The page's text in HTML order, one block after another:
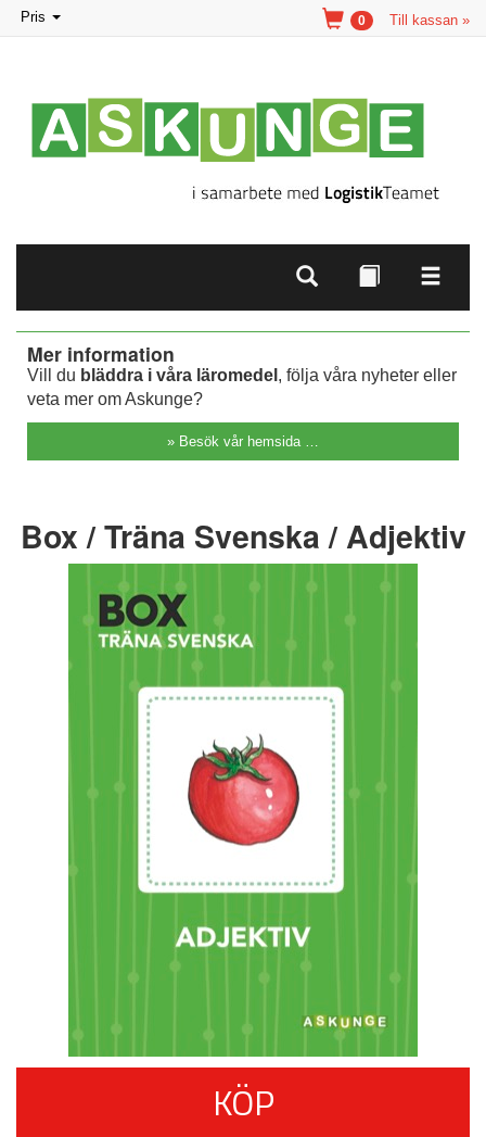
Toggle
navigation
Pris Till kassan »
0
Mer information
Vill du bläddra i våra läromedel , följa våra nyheter eller
veta mer om Askunge?
» Besök vår hemsida …
Box / Träna Svenska / Adjektiv
KÖP